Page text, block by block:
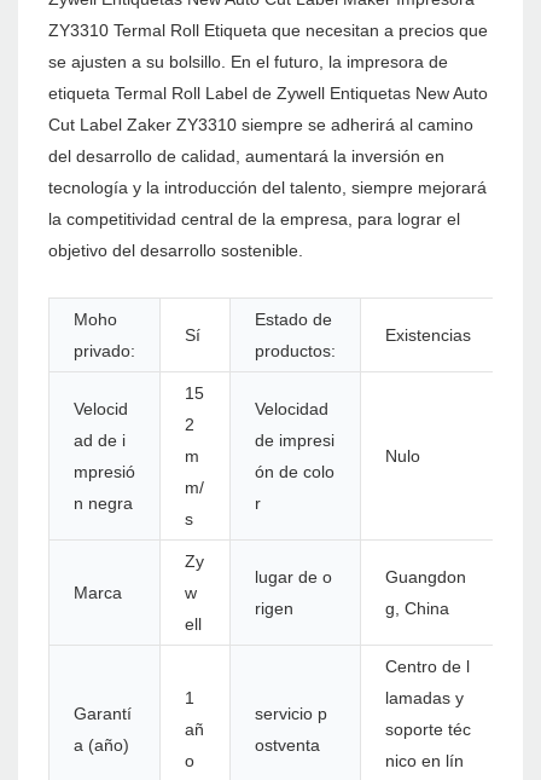
ZY3310 Termal Roll Etiqueta que necesitan a precios que
se ajusten a su bolsillo. En el futuro, la impresora de
etiqueta Termal Roll Label de Zywell Entiquetas New Auto
Cut Label Zaker ZY3310 siempre se adherirá al camino
del desarrollo de calidad, aumentará la inversión en
tecnología y la introducción del talento, siempre mejorará
la competitividad central de la empresa, para lograr el
objetivo del desarrollo sostenible.
Moho
privado:
Sí
Estado de
productos:
Existencias
Velocid
ad de i
mpresió
n negra
15
2
m
m/
s
Velocidad
de impresi
ón de colo
r
Nulo
Marca
Zy
w
ell
lugar de o
rigen
Guangdon
g, China
Garantí
a (año)
1
añ
o
servicio p
ostventa
Centro de l
lamadas y
soporte téc
nico en lín